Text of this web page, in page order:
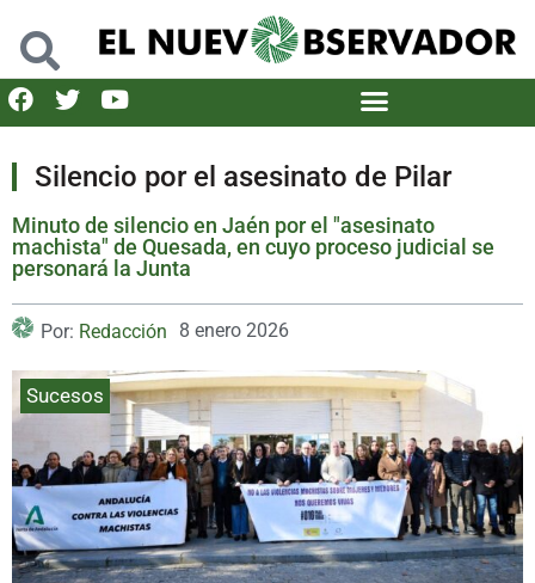
Silencio por el asesinato de Pilar
Minuto de silencio en Jaén por el "asesinato
machista" de Quesada, en cuyo proceso judicial se
personará la Junta
Por: Redacción 8 enero 2026
Sucesos